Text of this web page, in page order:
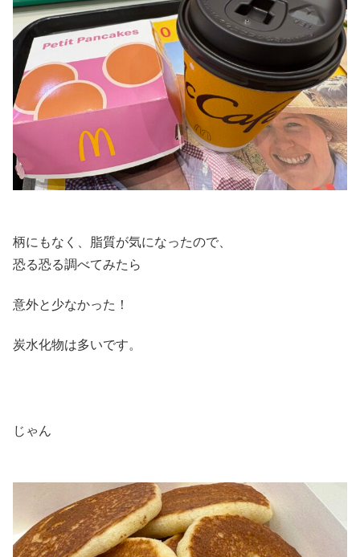
柄にもなく、脂質が気になったので、
恐る恐る調べてみたら
意外と少なかった！
炭水化物は多いです。
じゃん